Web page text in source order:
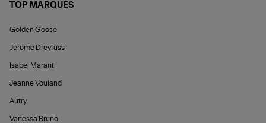
TOP MARQUES
Golden Goose
Jérôme Dreyfuss
Isabel Marant
Jeanne Vouland
Autry
Vanessa Bruno